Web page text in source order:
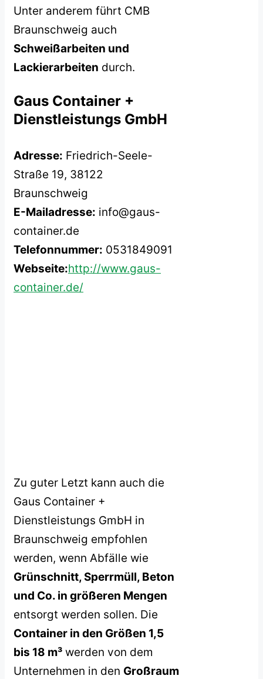
Unter anderem führt CMB
Braunschweig auch
Schweißarbeiten und
Lackierarbeiten durch.
Gaus Container +
Dienstleistungs GmbH
Adresse: Friedrich-Seele-
Straße 19, 38122
Braunschweig
E-Mailadresse: info@gaus-
container.de
Telefonnummer: 0531849091
Webseite:http://www.gaus-
container.de/
Zu guter Letzt kann auch die
Gaus Container +
Dienstleistungs GmbH in
Braunschweig empfohlen
werden, wenn Abfälle wie
Grünschnitt, Sperrmüll, Beton
und Co. in größeren Mengen
entsorgt werden sollen. Die
Container in den Größen 1,5
bis 18 m³ werden von dem
Unternehmen in den Großraum